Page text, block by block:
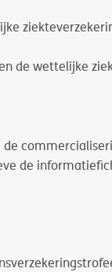
de wettelijke
de